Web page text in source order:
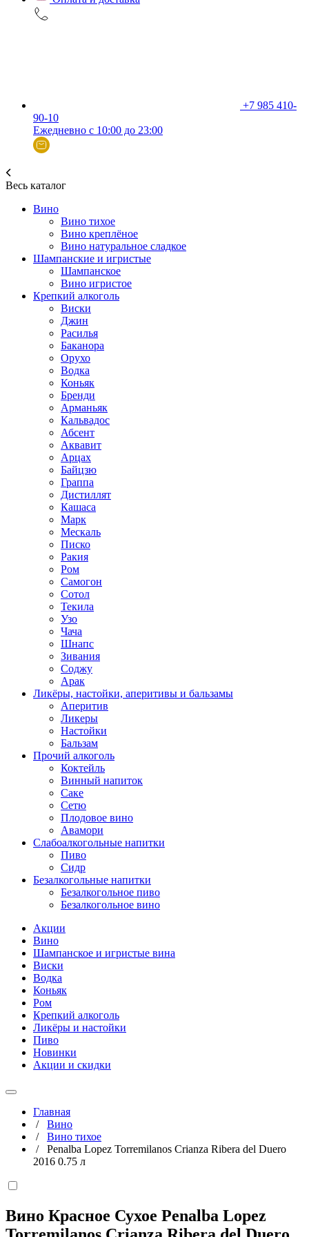
+7 985 410-
90-10
Ежедневно с 10:00 до 23:00
Весь каталог
Вино
Вино тихое
Вино креплёное
Вино натуральное сладкое
Шампанские и игристые
Шампанское
Вино игристое
Крепкий алкоголь
Виски
Джин
Расилья
Баканора
Орухо
Водка
Коньяк
Бренди
Арманьяк
Кальвадос
Абсент
Аквавит
Арцах
Байцзю
Граппа
Дистиллят
Кашаса
Марк
Мескаль
Писко
Ракия
Ром
Самогон
Сотол
Текила
Узо
Чача
Шнапс
Зивания
Соджу
Арак
Ликёры, настойки, аперитивы и бальзамы
Аперитив
Ликеры
Настойки
Бальзам
Прочий алкоголь
Коктейль
Винный напиток
Саке
Сетю
Плодовое вино
Авамори
Слабоалкогольные напитки
Пиво
Сидр
Безалкогольные напитки
Безалкогольное пиво
Безалкогольное вино
Акции
Вино
Шампанское и игристые вина
Виски
Водка
Коньяк
Ром
Крепкий алкоголь
Ликёры и настойки
Пиво
Новинки
Акции и скидки
Главная
/ Вино
/ Вино тихое
/ Penalba Lopez Torremilanos Crianza Ribera del Duero
2016 0.75 л
Вино Красное Сухое Penalba Lopez